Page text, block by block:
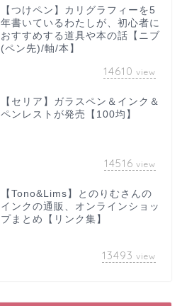
【つけペン】カリグラフィーを5
年書いているわたしが、初心者に
おすすめする道具や本の話【ニブ
(ペン先)/軸/本】
14610 view
【セリア】ガラスペン＆インク＆
ペンレストが発売【100均】
14516 view
【Tono&Lims】とのりむさんの
インクの通販、オンラインショッ
プまとめ【リンク集】
13493 view